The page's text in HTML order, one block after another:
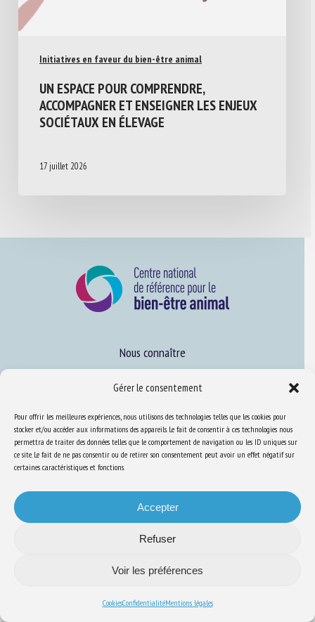
Gérer le consentement
Pour offrir les meilleures expériences, nous utilisons des technologies telles que les cookies pour
stocker et/ou accéder aux informations des appareils. Le fait de consentir à ces technologies nous
permettra de traiter des données telles que le comportement de navigation ou les ID uniques sur
ce site. Le fait de ne pas consentir ou de retirer son consentement peut avoir un effet négatif sur
certaines caractéristiques et fonctions.
Accepter
Refuser
Voir les préférences
CookiesConfidentialitéMentions légales
Initiatives en faveur du bien-être animal
UN ESPACE POUR COMPRENDRE,
ACCOMPAGNER ET ENSEIGNER LES ENJEUX
SOCIÉTAUX EN ÉLEVAGE
17 juillet 2026
Nous connaître
Expertise
S’informer sur le BEA
Se former au BEA
Ressources